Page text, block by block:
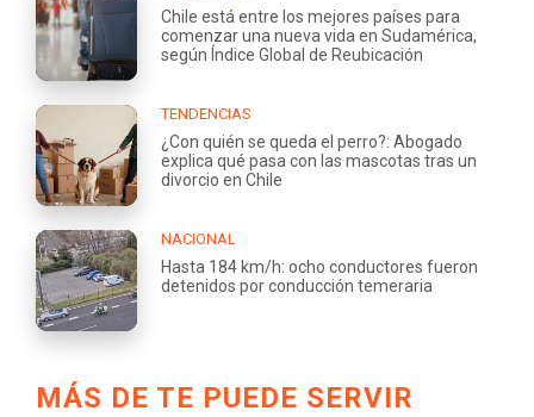
Chile está entre los mejores países para
comenzar una nueva vida en Sudamérica,
según Índice Global de Reubicación
TENDENCIAS
¿Con quién se queda el perro?: Abogado
explica qué pasa con las mascotas tras un
divorcio en Chile
NACIONAL
Hasta 184 km/h: ocho conductores fueron
detenidos por conducción temeraria
MÁS DE TE PUEDE SERVIR